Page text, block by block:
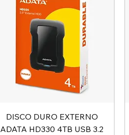
DISCO DURO EXTERNO
ADATA HD330 4TB USB 3.2